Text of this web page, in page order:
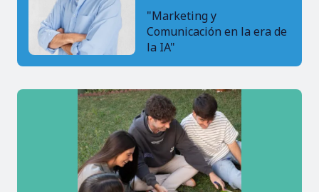
"Marketing y
Comunicación en la era de
la IA"